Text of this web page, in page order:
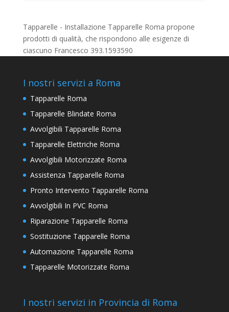
Tapparelle - Installazione Tapparelle Roma propone
prodotti di qualità, che rispondono alle esigenze di
ciascuno Francesco 393.1593590
I nostri servizi a Roma
Tapparelle Roma
Tapparelle Blindate Roma
Avvolgibili Tapparelle Roma
Tapparelle Elettriche Roma
Avvolgibili Motorizzate Roma
Assistenza Tapparelle Roma
Pronto Intervento Tapparelle Roma
Avvolgibili In PVC Roma
Riparazione Tapparelle Roma
Sostituzione Tapparelle Roma
Automazione Tapparelle Roma
Tapparelle Motorizzate Roma
I nostri servizi in Provincia di Roma